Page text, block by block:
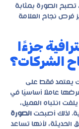
تصبح الصورة بمثابة
فرص نجاح العلامة
جزءًا
الشركات؟
يعتمد فقط على
عاملًا أساسيًا في
انتباه العميل،
لذلك أصبحت الصورة
الحديثة، لأنها تساعد